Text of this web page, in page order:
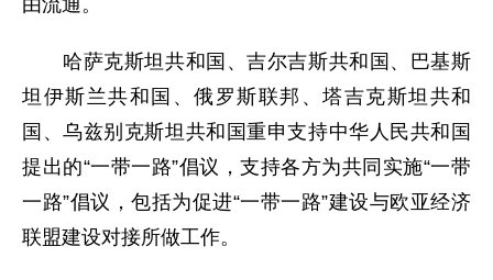
由流通。
哈萨克斯坦共和国、吉尔吉斯共和国、巴基斯
坦伊斯兰共和国、俄罗斯联邦、塔吉克斯坦共和
国、乌兹别克斯坦共和国重申支持中华人民共和国
提出的“一带一路”倡议，支持各方为共同实施“一带
一路”倡议，包括为促进“一带一路”建设与欧亚经济
联盟建设对接所做工作。